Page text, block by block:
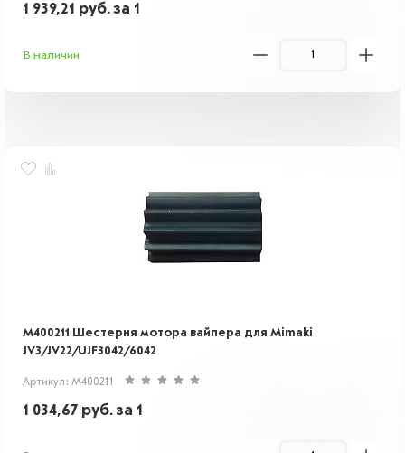
1 939,21 руб.за 1
В наличии
M400211 Шестерня мотора вайпера для Mimaki
JV3/JV22/UJF3042/6042
Артикул: M400211
1 034,67 руб.за 1